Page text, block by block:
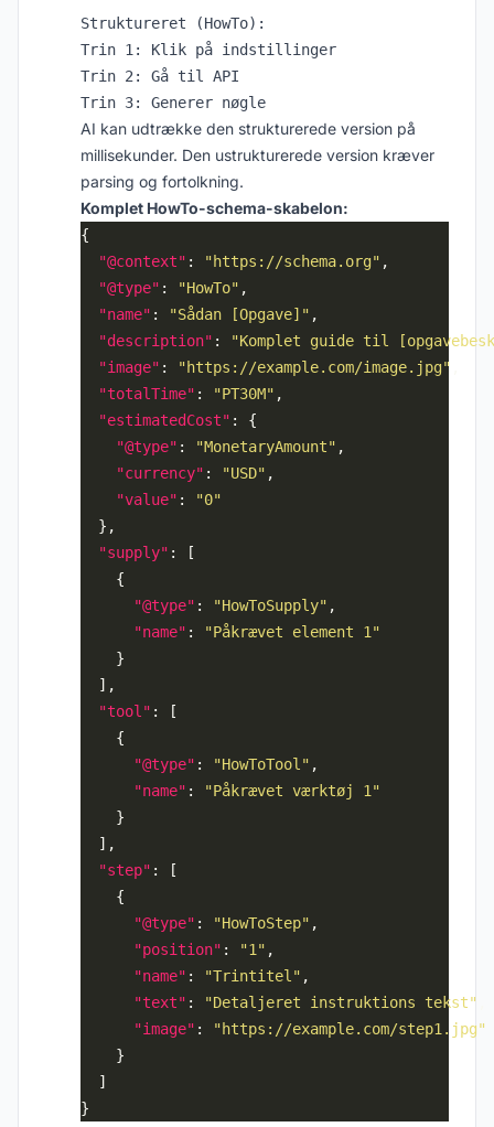
Struktureret (HowTo):
Trin 1: Klik på indstillinger
Trin 2: Gå til API
AI kan udtrække den strukturerede version på
millisekunder. Den ustrukturerede version kræver
parsing og fortolkning.
Komplet HowTo-schema-skabelon:
"@context" : "https://schema.org"
"@type" : "HowTo"
"name" : "Sådan [Opgave]"
"description" :
"Komplet guide til
"image" : "https://example.com/image.jpg"
"totalTime" : "PT30M"
"estimatedCost"
"@type" : "MonetaryAmount"
"currency" : "USD"
"value" :
"0"
"supply"
"@type" : "HowToSupply"
"name" :
"Påkrævet element 1"
"tool"
"@type" : "HowToTool"
"name" :
"Påkrævet værktøj 1"
"step"
"@type" : "HowToStep"
"position" : "1"
"name" : "Trintitel"
"text" : "Detaljeret instruktions tekst"
"image" :
"https://example.com/step1.jpg"